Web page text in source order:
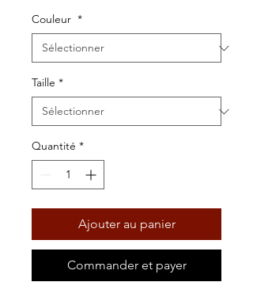
Couleur *
Taille *
Quantité *
Ajouter au panier
Commander et payer